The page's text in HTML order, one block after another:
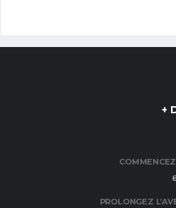
+
PROLONGEZ